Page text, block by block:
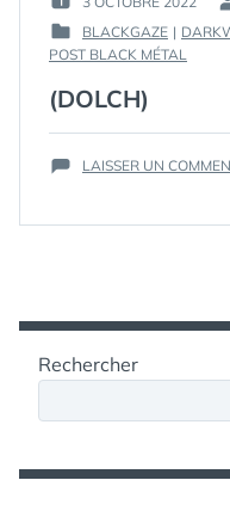
PUBLIÉ
LE :
PUBLIÉ
BLACKGAZE |
POST BLACK MÉTAL
(DOLCH)
LAISSER UN
Rechercher